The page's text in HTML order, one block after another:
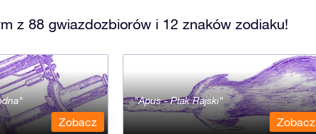
z 88 gwiazdozbiorów i 12 znaków zodiaku!
Zobacz
Apus - Ptak Rajski
Zobacz